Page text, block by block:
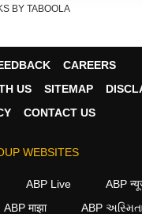
संबोधित करते हुए इस
BY TABOOLA
CAREERS
US
SITEMAP
CONTACT US
WEBSITES
ABP Live
ABP
ABP माझा ABP અસ્મિતા